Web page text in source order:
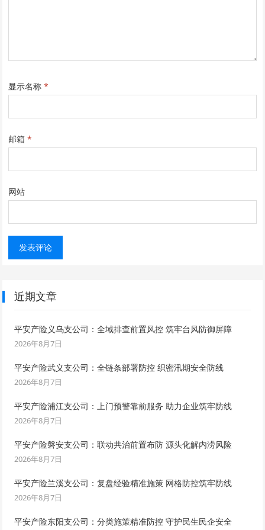
显示名称*
邮箱*
网站
近期文章
平安产险义乌支公司：全域排查前置风控 筑牢台风防御屏障
2026年8月7日
平安产险武义支公司：全链条部署防控 织密汛期安全防线
2026年8月7日
平安产险浦江支公司：上门预警靠前服务 助力企业筑牢防线
2026年8月7日
平安产险磐安支公司：联动共治前置布防 源头化解内涝风险
2026年8月7日
平安产险兰溪支公司：复盘经验精准施策 网格防控筑牢防线
2026年8月7日
平安产险东阳支公司：分类施策精准防控 守护民生民企安全